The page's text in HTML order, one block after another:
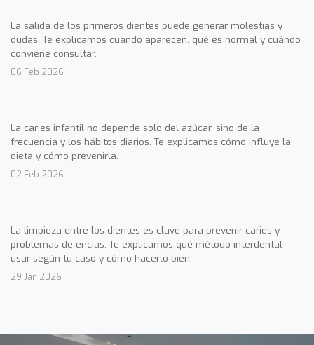
La salida de los primeros dientes puede generar molestias y
dudas. Te explicamos cuándo aparecen, qué es normal y cuándo
conviene consultar.
06 Feb 2026
La caries infantil no depende solo del azúcar, sino de la
frecuencia y los hábitos diarios. Te explicamos cómo influye la
dieta y cómo prevenirla.
02 Feb 2026
La limpieza entre los dientes es clave para prevenir caries y
problemas de encías. Te explicamos qué método interdental
usar según tu caso y cómo hacerlo bien.
29 Jan 2026